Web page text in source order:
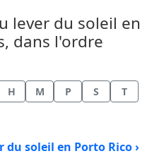
lever du soleil en
dans l'ordre
H M P S
T
du soleil en Porto Rico ›